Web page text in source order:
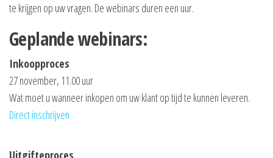
te krijgen op uw vragen. De webinars duren een uur.
Geplande webinars:
Inkoopproces
27 november, 11.00 uur
Wat moet u wanneer inkopen om uw klant op tijd te kunnen leveren.
Direct inschrijven
Uitgifteproces